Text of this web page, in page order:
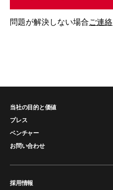
問題が解決しない場合ご連絡
当社の目的と価値
プレス
ベンチャー
お問い合わせ
採用情報